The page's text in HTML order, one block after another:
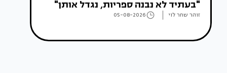
"בעתיד לא נבנה ספריות, נגדל אותן"
זוהר שחר לוי 05-08-2026